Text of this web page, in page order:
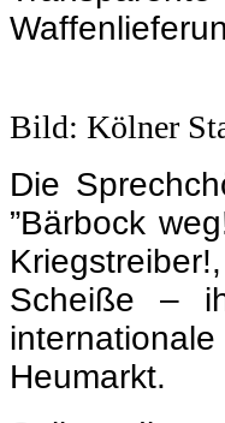
Die
”Bärbock
Scheiße –
Heumarkt.
Selbst die
bekamen
der Rede